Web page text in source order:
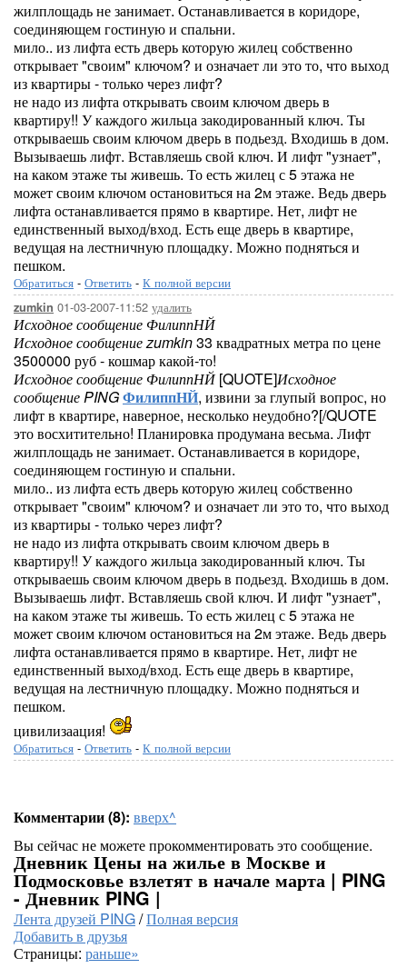
жилплощадь не занимает. Останавливается в коридоре,
соединяющем гостиную и спальни.
мило.. из лифта есть дверь которую жилец собственно
открывает "своим" ключом? и означает ли это то, что выход
из квартиры - только через лифт?
не надо из лифта открывать своим ключом дверь в
квартиру!! У каждого жильца закодированный ключ. Ты
открываешь своим ключом дверь в подьезд. Входишь в дом.
Вызываешь лифт. Вставляешь свой ключ. И лифт "узнает",
на каком этаже ты живешь. То есть жилец с 5 этажа не
может своим ключом остановиться на 2м этаже. Ведь дверь
лифта останавливается прямо в квартире. Нет, лифт не
единственный выход/вход. Есть еще дверь в квартире,
ведущая на лестничную площадку. Можно подняться и
пешком.
Обратиться - Ответить - К полной версии
zumkin 01-03-2007-11:52 удалить
Исходное сообщение ФилиппНЙ
Исходное сообщение zumkin33 квадратных метра по цене
3500000 руб - кошмар какой-то!
Исходное сообщение ФилиппНЙ[QUOTE]Исходное
сообщение PINGФилиппНЙ, извини за глупый вопрос, но
лифт в квартире, наверное, несколько неудобно?[/QUOTE
это восхитительно! Планировка продумана весьма. Лифт
жилплощадь не занимает. Останавливается в коридоре,
соединяющем гостиную и спальни.
мило.. из лифта есть дверь которую жилец собственно
открывает "своим" ключом? и означает ли это то, что выход
из квартиры - только через лифт?
не надо из лифта открывать своим ключом дверь в
квартиру!! У каждого жильца закодированный ключ. Ты
открываешь своим ключом дверь в подьезд. Входишь в дом.
Вызываешь лифт. Вставляешь свой ключ. И лифт "узнает",
на каком этаже ты живешь. То есть жилец с 5 этажа не
может своим ключом остановиться на 2м этаже. Ведь дверь
лифта останавливается прямо в квартире. Нет, лифт не
единственный выход/вход. Есть еще дверь в квартире,
ведущая на лестничную площадку. Можно подняться и
пешком.
цивилизаация!
Обратиться - Ответить - К полной версии
Комментарии (8): вверх^
Вы сейчас не можете прокомментировать это сообщение.
Дневник Цены на жилье в Москве и
Подмосковье взлетят в начале марта | PING
- Дневник PING |
Лента друзей PING/Полная версия
Добавить в друзья
Страницы: раньше»